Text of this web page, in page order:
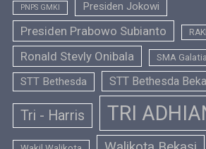
PNPS GMKI Presiden Jokowi
Presiden Prabowo Subianto
Ronald Stevly Onibala SMA
STT Bethesda STT Bethesda
Tri - Harris TRI